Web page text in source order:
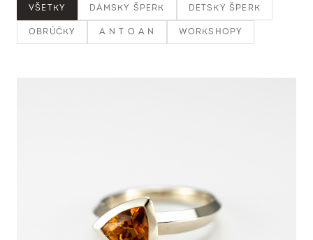
VŠETKY DÁMSKY ŠPERK DETSKÝ ŠPERK
OBRÚČKY A N T O A N WORKSHOPY